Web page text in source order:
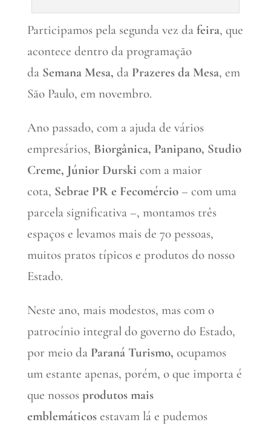
Participamos pela segunda vez da feira, que
acontece dentro da programação
da Semana Mesa, da Prazeres da Mesa, em
São Paulo, em novembro.
Ano passado, com a ajuda de vários
empresários, Biorgânica, Panipano, Studio
Creme, Júnior Durski com a maior
cota, Sebrae PR e Fecomércio– com uma
parcela significativa –, montamos três
espaços e levamos mais de 70 pessoas,
muitos pratos típicos e produtos do nosso
Estado.
Neste ano, mais modestos, mas com o
patrocínio integral do governo do Estado,
por meio da Paraná Turismo, ocupamos
um estante apenas, porém, o que importa é
que nossos produtos mais
emblemáticosestavam lá e pudemos